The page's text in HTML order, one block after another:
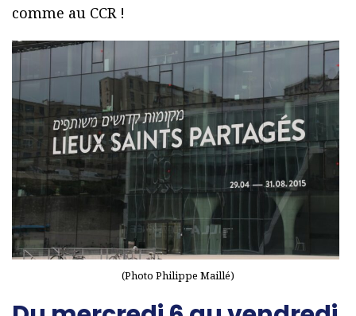
comme au CCR !
(Photo Philippe Maillé)